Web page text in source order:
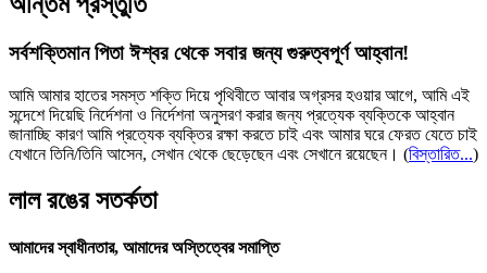
সর্বশক্তিমান পিতা ঈশ্বর থেকে সবার জন্য গুরুত্বপূর্ণ আহ্বান!
আমি আমার হাতের সমস্ত শক্তি দিয়ে পৃথিবীতে আবার অগ্রসর হওয়ার আগে, আমি এই
সন্দেশে দিয়েছি নির্দেশনা ও নির্দেশনা অনুসরণ করার জন্য প্রত্যেক ব্যক্তিকে আহ্বান
জানাচ্ছি কারণ আমি প্রত্যেক ব্যক্তির রক্ষা করতে চাই এবং আমার ঘরে ফেরত যেতে চাই
যেখানে তিনি/তিনি আসেন, সেখান থেকে ছেড়েছেন এবং সেখানে রয়েছেন। (বিস্তারিত...)
লাল রঙের সতর্কতা
আমাদের স্বাধীনতার, আমাদের অস্তিত্বের সমাপ্তি